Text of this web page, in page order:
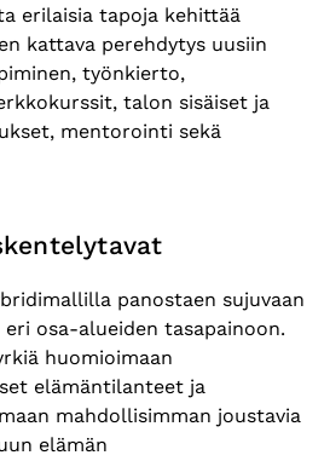
erilaisia tapoja kehittää
kattava perehdytys uusiin
työnkierto,
talon sisäiset ja
mentorointi sekä
panostaen sujuvaan
eri osa-alueiden tasapainoon.
huomioimaan
elämäntilanteet ja
mahdollisimman joustavia
elämän